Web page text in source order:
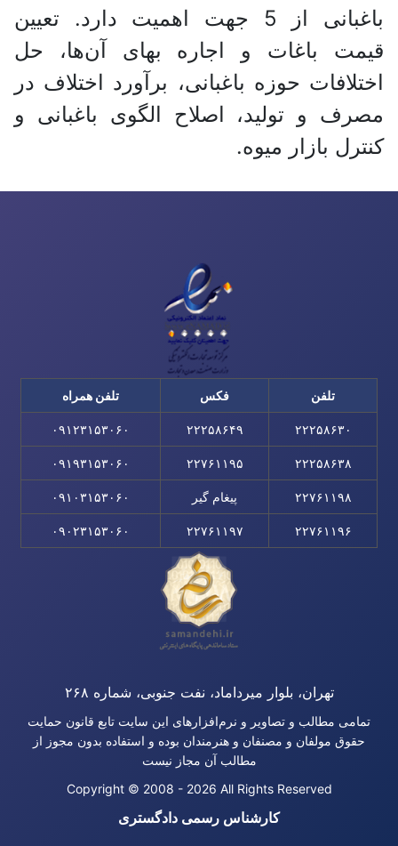
باغبانی از 5 جهت اهمیت دارد. تعیین
قیمت باغات و اجاره بهای آن‌ها، حل
اختلافات حوزه باغبانی، برآورد اختلاف در
مصرف و تولید، اصلاح الگوی باغبانی و
کنترل بازار میوه.
تلفن فکس تلفن همراه
۲۲۲۵۸۶۳۰ ۲۲۲۵۸۶۴۹ ۰۹۱۲۳۱۵۳۰۶۰
۲۲۲۵۸۶۳۸ ۲۲۷۶۱۱۹۵ ۰۹۱۹۳۱۵۳۰۶۰
۲۲۷۶۱۱۹۸ پیغام گیر ۰۹۱۰۳۱۵۳۰۶۰
۲۲۷۶۱۱۹۶ ۲۲۷۶۱۱۹۷ ۰۹۰۲۳۱۵۳۰۶۰
تهران، بلوار میرداماد، نفت جنوبی، شماره ۲۶۸
تمامی مطالب و تصاویر و نرم‌افزارهای این سایت تابع قانون حمایت
حقوق مولفان و مصنفان و هنرمندان بوده و استفاده بدون مجوز از
مطالب آن مجاز نیست
Copyright © 2008 - 2026 All Rights Reserved
کارشناس رسمی دادگستری